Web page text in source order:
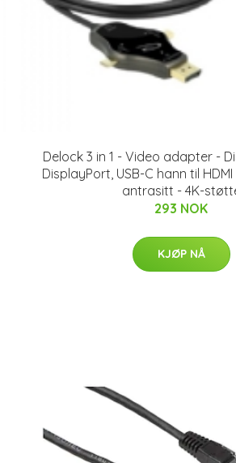
Delock 3 in 1 - Video adapter -
DisplayPort, USB-C hann til
antrasitt - 4K-
293 NOK
KJØP NÅ